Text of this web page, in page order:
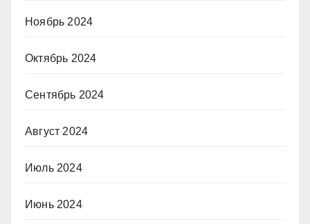
Ноябрь 2024
Октябрь 2024
Сентябрь 2024
Август 2024
Июль 2024
Июнь 2024